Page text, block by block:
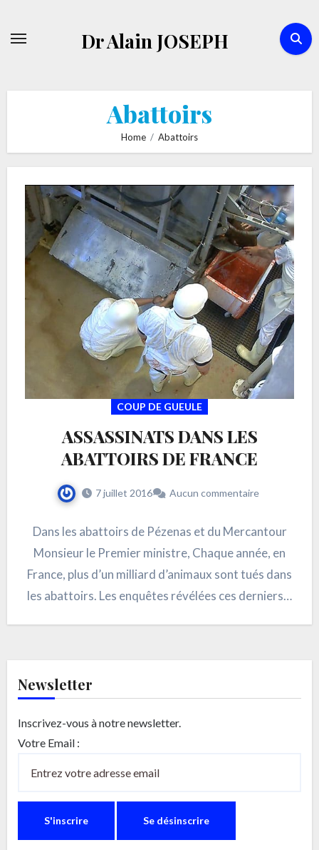
Dr Alain JOSEPH
Abattoirs
Home Abattoirs
COUP DE GUEULE
ASSASSINATS DANS LES
ABATTOIRS DE FRANCE
7 juillet 2016 Aucun commentaire
Dans les abattoirs de Pézenas et du Mercantour
Monsieur le Premier ministre, Chaque année, en
France, plus d’un milliard d’animaux sont tués dans
les abattoirs. Les enquêtes révélées ces derniers…
Newsletter
Inscrivez-vous à notre newsletter.
Votre Email :